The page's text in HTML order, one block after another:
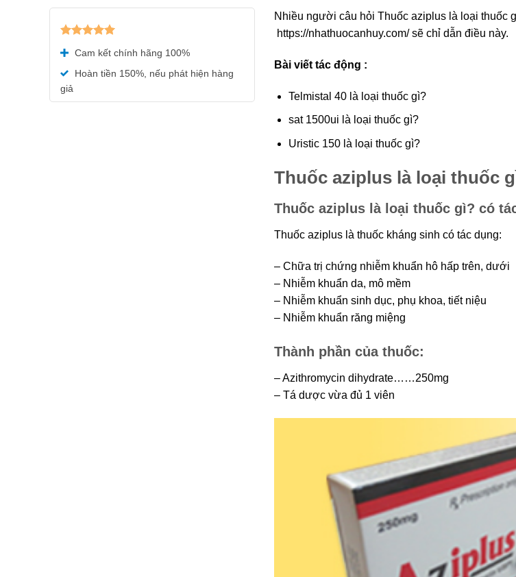
hạng5.00
5 sao
Cam kết chính hãng 100%
Hoàn tiền 150%, nếu phát hiện hàng
giả
Nhiều người câu hỏi Thuốc aziplus là loại thuốc
https://nhathuocanhuy.com/ sẽ chỉ dẫn điều này.
Bài viết tác động :
Telmistal 40 là loại thuốc gì?
sat 1500ui là loại thuốc gì?
Uristic 150 là loại thuốc gì?
Thuốc aziplus là loại thuốc
Thuốc aziplus là loại thuốc gì? có
Thuốc aziplus là thuốc kháng sinh có tác dụng:
– Chữa trị chứng nhiễm khuẩn hô hấp trên, dưới
– Nhiễm khuẩn da, mô mềm
– Nhiễm khuẩn sinh dục, phụ khoa, tiết niệu
– Nhiễm khuẩn răng miệng
Thành phần của thuốc:
– Azithromycin dihydrate……250mg
– Tá dược vừa đủ 1 viên